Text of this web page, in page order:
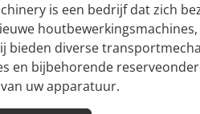
is een bedrijf dat zich
bieden diverse
en bijbehorende
uw apparatuur.